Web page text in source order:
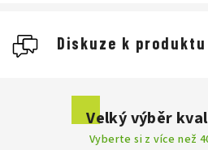
Diskuze k produktu
Přidat komentář
Velký výběr
Vyberte si z více než